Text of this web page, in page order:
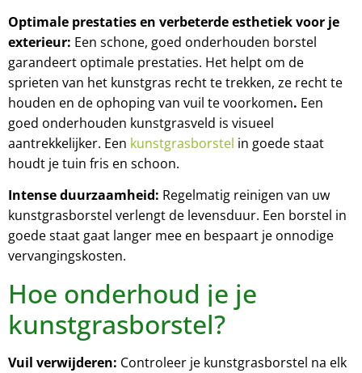
Optimale prestaties en verbeterde esthetiek voor je
exterieur: Een schone, goed onderhouden borstel
garandeert optimale prestaties. Het helpt om de
sprieten van het kunstgras recht te trekken, ze recht te
houden en de ophoping van vuil te voorkomen. Een
goed onderhouden kunstgrasveld is visueel
aantrekkelijker. Een kunstgrasborstel in goede staat
houdt je tuin fris en schoon.
Intense duurzaamheid: Regelmatig reinigen van uw
kunstgrasborstel verlengt de levensduur. Een borstel in
goede staat gaat langer mee en bespaart je onnodige
vervangingskosten.
Hoe onderhoud je je
kunstgrasborstel?
Vuil verwijderen: Controleer je kunstgrasborstel na elk